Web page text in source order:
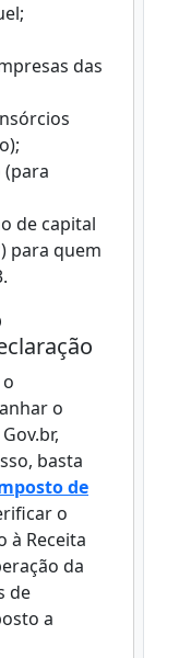
das
(para
de capital
para quem
o
basta
de
o
à Receita
da
de
a